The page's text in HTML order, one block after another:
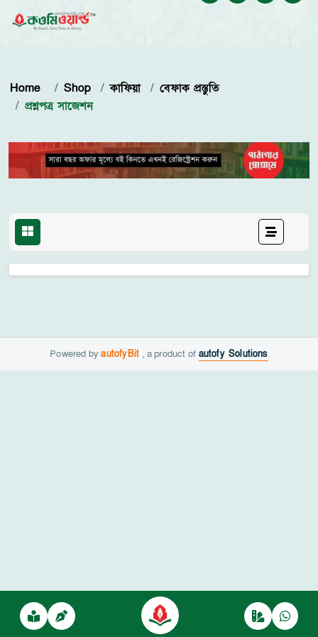
Home Shop কাফিয়া
বেফাক প্রস্তুতি
প্রশ্নপত্র সাজেশন
Powered by autofyBit, a product of autofy Solutions